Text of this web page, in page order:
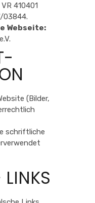
VR 410401
03844.
Webseite:
(Bilder,
schriftliche